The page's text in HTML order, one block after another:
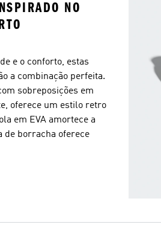
NO
e o conforto, estas
a combinação perfeita.
sobreposições em
oferece um estilo retro
em EVA amortece a
de borracha oferece